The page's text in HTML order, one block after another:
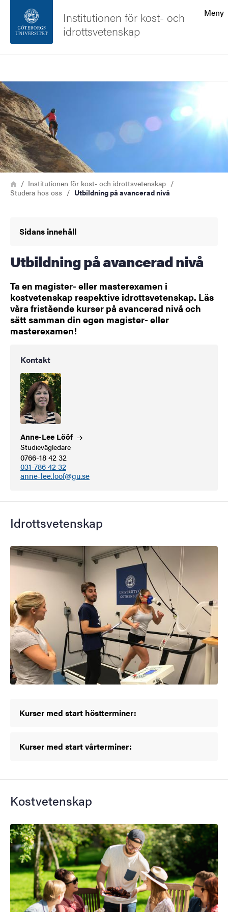
Sidfoten
Om webbplatsen
Meny
Institutionen för kost- och
idrottsvetenskap
Bild
Länkstig
HemInstitutionen för kost- och idrottsvetenskap
Studera hos oss
Utbildning på avancerad nivå
Sidans innehåll
Utbildning på avancerad nivå
Ta en magister- eller masterexamen i
kostvetenskap respektive idrottsvetenskap. Läs
våra fristående kurser på avancerad nivå och
sätt samman din egen magister- eller
masterexamen!
Kontakt
Anne-Lee Lööf
Studievägledare
0766-18 42 32
031-786 42 32
anne-lee.loof@gu.se
Idrottsvetenskap
Bild
Kurser med start höstterminer:
Kurser med start vårterminer:
Kostvetenskap
Bild